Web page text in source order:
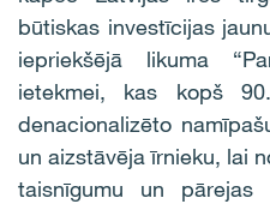
būtiskas investīcijas
iepriekšējā likuma
ietekmei, kas kopš
denacionalizēto
un aizstāvēja īrnieku, lai
taisnīgumu un